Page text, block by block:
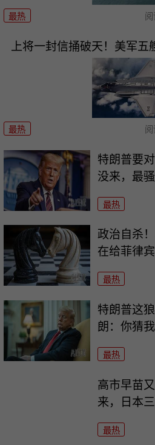
最热
上将一封信捅破天！美军五
最热
特朗普要
没来，最
最热
政治自杀
在给菲律宾
最热
特朗普这
朗：你猜我
最热
高市早苗
来，日本
最热